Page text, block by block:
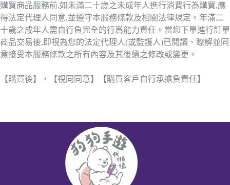
購買商品服務前,如未滿二十歲之未成年人進行消費行為購買,應
得法定代理人同意,並遵守本服務條款及相關法律規定。年滿二
十歲之成年人需自行負完全的行爲能力責任。當您下單進行訂單
商品交易後,即視為您的法定代理人(或監護人)已閱讀、瞭解並同
意接受本服務條款之所有內容及其後續之修改或變更。
【購買後】，【視同同意】【購買客戶自行承擔負責任】